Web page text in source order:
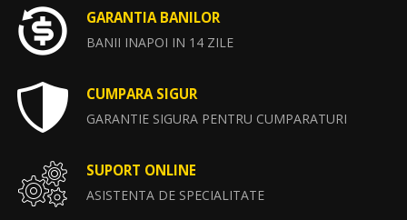
GARANTIA BANILOR
BANII INAPOI IN 14 ZILE
CUMPARA SIGUR
GARANTIE SIGURA PENTRU CUMPARATURI
SUPORT ONLINE
ASISTENTA DE SPECIALITATE